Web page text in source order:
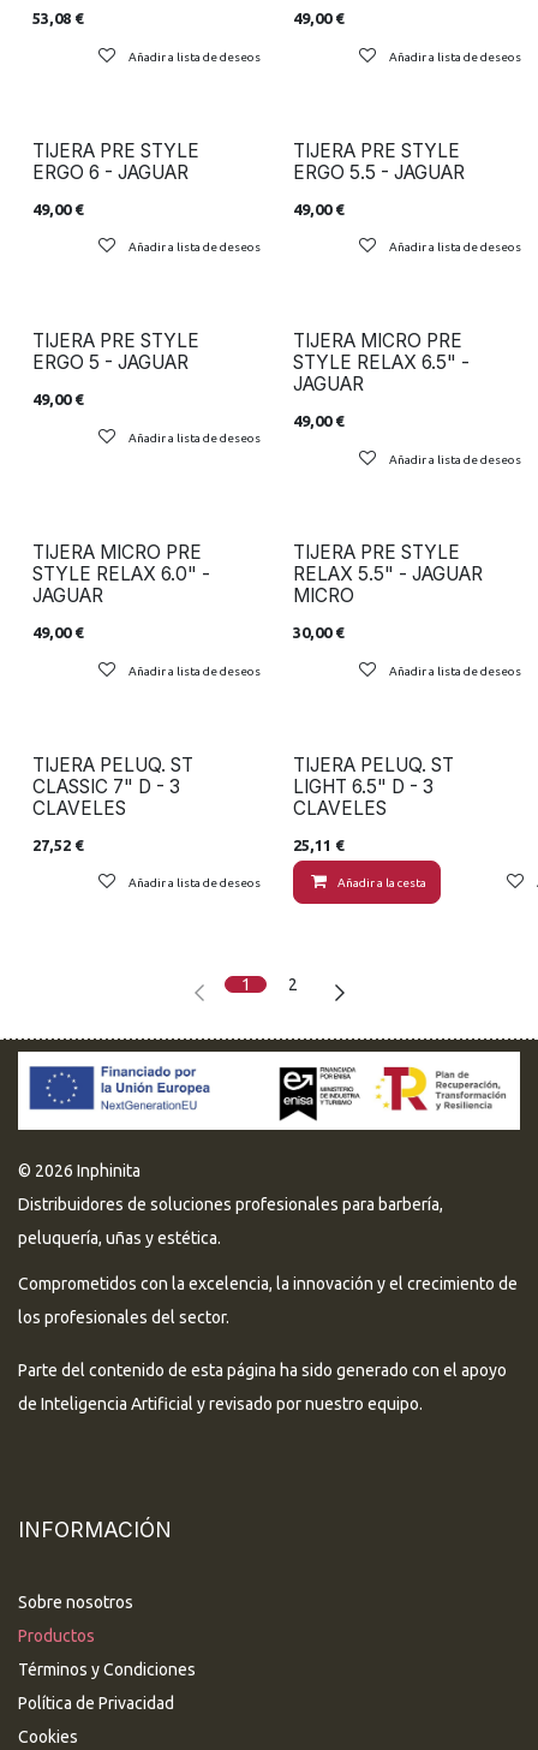
53,08 €
Añadir a lista de deseos
49,00€
Añadir a lista de deseos
TIJERA PRE STYLE
ERGO 6 - JAGUAR
49,00€
Añadir a lista de deseos
TIJERA PRE STYLE
ERGO 5.5 - JAGUAR
49,00€
Añadir a lista de deseos
TIJERA PRE STYLE
ERGO 5 - JAGUAR
49,00€
Añadir a lista de deseos
TIJERA MICRO PRE
STYLE RELAX 6.5" -
JAGUAR
49,00€
Añadir a lista de deseos
TIJERA MICRO PRE
STYLE RELAX 6.0" -
JAGUAR
49,00€
Añadir a lista de deseos
TIJERA PRE STYLE
RELAX 5.5" - JAGUAR
MICRO
30,00€
Añadir a lista de deseos
TIJERA PELUQ. ST
CLASSIC 7" D - 3
CLAVELES
27,52 €
Añadir a lista de deseos
TIJERA PELUQ. ST
LIGHT 6.5" D - 3
CLAVELES
25,11 €
Añadir a la cesta
1 2
© 2026 Inphinita
Distribuidores de soluciones profesionales para barbería,
peluquería, uñas y estética.
Comprometidos con la excelencia, la innovación y el crecimiento de
los profesionales del sector.
Parte del contenido de esta página ha sido generado con el apoyo
de Inteligencia Artificial y revisado por nuestro equipo.
INFORMACIÓN
Sobre nosotros
Productos
Términos y Condiciones
Política de Privacidad
Cookies